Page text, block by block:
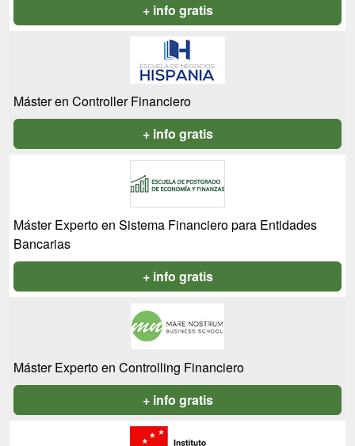
+ info gratis
Máster en Controller Financiero
+ info gratis
Máster Experto en Sistema Financiero para Entidades
Bancarias
+ info gratis
Máster Experto en Controlling Financiero
+ info gratis